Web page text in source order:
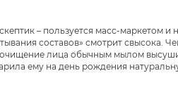
– пользуется масс-маркетом
составов» смотрит свысока.
лица обычным мылом
ему на день рождения